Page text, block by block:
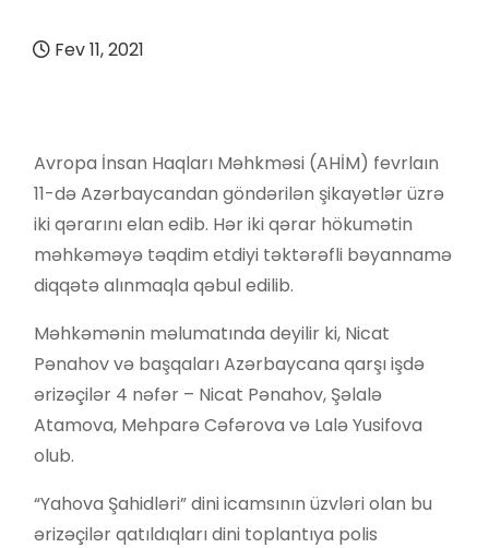
Fev 11, 2021
Avropa İnsan Haqları Məhkməsi (AHİM) fevrlaın
11-də Azərbaycandan göndərilən şikayətlər üzrə
iki qərarını elan edib. Hər iki qərar hökumətin
məhkəməyə təqdim etdiyi təktərəfli bəyannamə
diqqətə alınmaqla qəbul edilib.
Məhkəmənin məlumatında deyilir ki, Nicat
Pənahov və başqaları Azərbaycana qarşı işdə
ərizəçilər 4 nəfər – Nicat Pənahov, Şəlalə
Atamova, Mehparə Cəfərova və Lalə Yusifova
olub.
“Yahova Şahidləri” dini icamsının üzvləri olan bu
ərizəçilər qatıldıqları dini toplantıya polis